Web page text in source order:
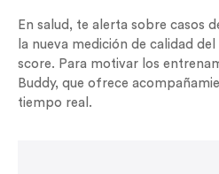
En salud, te alerta sobre casos
la nueva medición de calidad
score. Para motivar los
Buddy, que ofrece
tiempo real.